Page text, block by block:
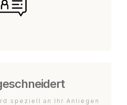
speziell an Ihr Anliegen